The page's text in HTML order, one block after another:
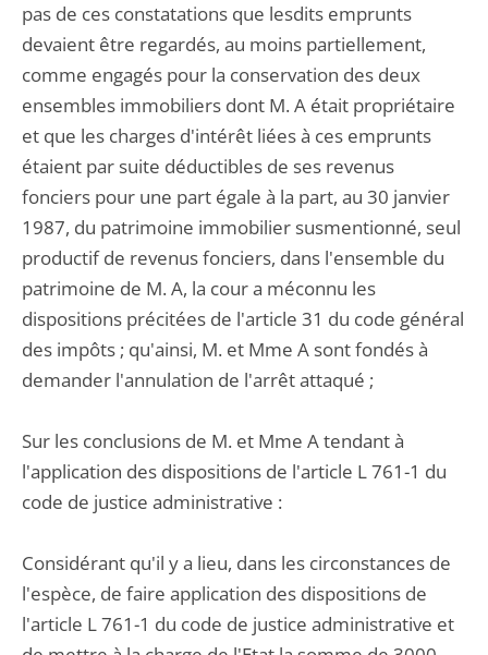
pas de ces constatations que lesdits emprunts
devaient être regardés, au moins partiellement,
comme engagés pour la conservation des deux
ensembles immobiliers dont M. A était propriétaire
et que les charges d'intérêt liées à ces emprunts
étaient par suite déductibles de ses revenus
fonciers pour une part égale à la part, au 30 janvier
1987, du patrimoine immobilier susmentionné, seul
productif de revenus fonciers, dans l'ensemble du
patrimoine de M. A, la cour a méconnu les
dispositions précitées de l'article 31 du code général
des impôts ; qu'ainsi, M. et Mme A sont fondés à
demander l'annulation de l'arrêt attaqué ;
Sur les conclusions de M. et Mme A tendant à
l'application des dispositions de l'article L 761-1 du
code de justice administrative :
Considérant qu'il y a lieu, dans les circonstances de
l'espèce, de faire application des dispositions de
l'article L 761-1 du code de justice administrative et